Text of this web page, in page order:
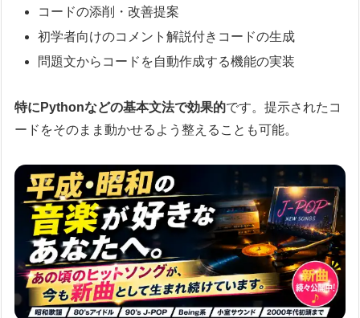
コードの添削・改善提案
初学者向けのコメント解説付きコードの生成
問題文からコードを自動作成する機能の実装
特にPythonなどの基本文法で効果的です。提示されたコ
ードをそのまま動かせるよう整えることも可能。